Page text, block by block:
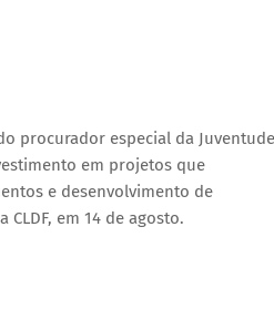
procurador especial da
em projetos que
e desenvolvimento de
em 14 de agosto.